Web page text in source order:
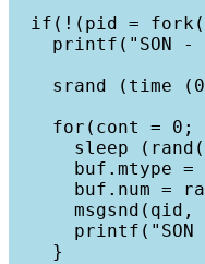
if(!(pid =
printf("SON -
srand (time
for(cont = 0;
sleep
buf.mtype =
buf.num =
msgsnd(qid,
printf("SON
    }